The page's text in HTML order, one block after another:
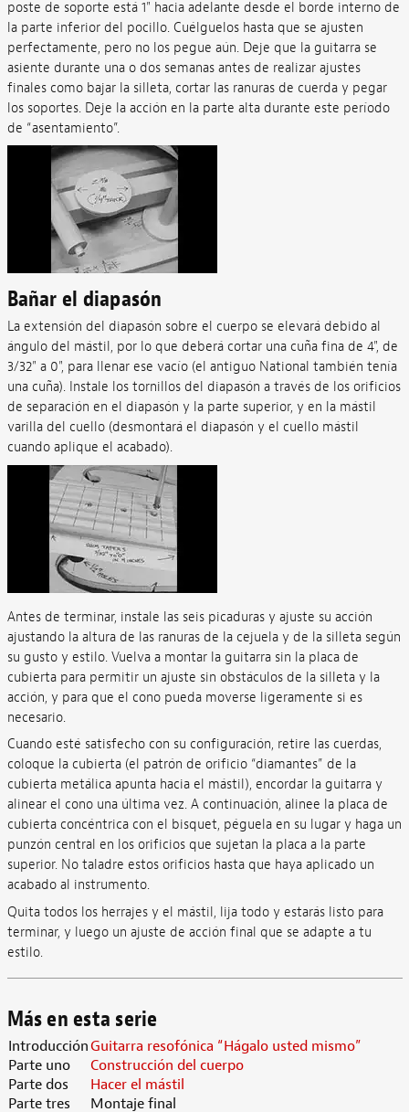
poste de soporte está 1" hacia adelante desde el borde interno de
la parte inferior del pocillo. Cuélguelos hasta que se ajusten
perfectamente, pero no los pegue aún. Deje que la guitarra se
asiente durante una o dos semanas antes de realizar ajustes
finales como bajar la silleta, cortar las ranuras de cuerda y pegar
los soportes. Deje la acción en la parte alta durante este período
de “asentamiento”.
Bañar el diapasón
La extensión del diapasón sobre el cuerpo se elevará debido al
ángulo del mástil, por lo que deberá cortar una cuña fina de 4", de
3/32" a 0", para llenar ese vacío (el antiguo National también tenía
una cuña). Instale los tornillos del diapasón a través de los orificios
de separación en el diapasón y la parte superior, y en la mástil
varilla del cuello (desmontará el diapasón y el cuello mástil
cuando aplique el acabado).
Antes de terminar, instale las seis picaduras y ajuste su acción
ajustando la altura de las ranuras de la cejuela y de la silleta según
su gusto y estilo. Vuelva a montar la guitarra sin la placa de
cubierta para permitir un ajuste sin obstáculos de la silleta y la
acción, y para que el cono pueda moverse ligeramente si es
necesario.
Cuando esté satisfecho con su configuración, retire las cuerdas,
coloque la cubierta (el patrón de orificio “diamantes” de la
cubierta metálica apunta hacia el mástil), encordar la guitarra y
alinear el cono una última vez. A continuación, alinee la placa de
cubierta concéntrica con el bisquet, péguela en su lugar y haga un
punzón central en los orificios que sujetan la placa a la parte
superior. No taladre estos orificios hasta que haya aplicado un
acabado al instrumento.
Quita todos los herrajes y el mástil, lija todo y estarás listo para
terminar, y luego un ajuste de acción final que se adapte a tu
estilo.
Más en esta serie
IntroducciónGuitarra resofónica “Hágalo usted mismo”
Parte uno
Construcción del cuerpo
Parte dos
Hacer el mástil
Parte tres
Montaje final